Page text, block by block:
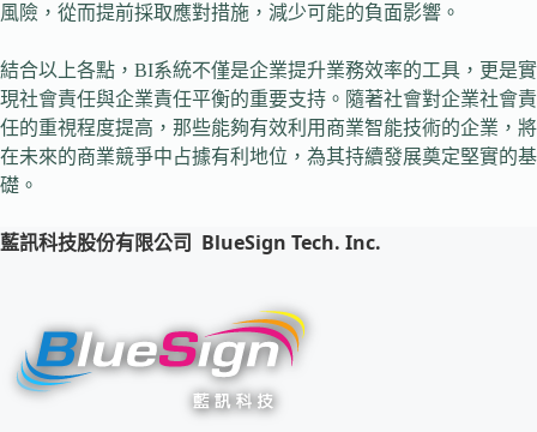
風險，從而提前採取應對措施，減少可能的負面影響。
結合以上各點，BI系統不僅是企業提升業務效率的工具，更是實
現社會責任與企業責任平衡的重要支持。隨著社會對企業社會責
任的重視程度提高，那些能夠有效利用商業智能技術的企業，將
在未來的商業競爭中占據有利地位，為其持續發展奠定堅實的基
礎。
藍訊科技股份有限公司 BlueSign Tech. Inc.